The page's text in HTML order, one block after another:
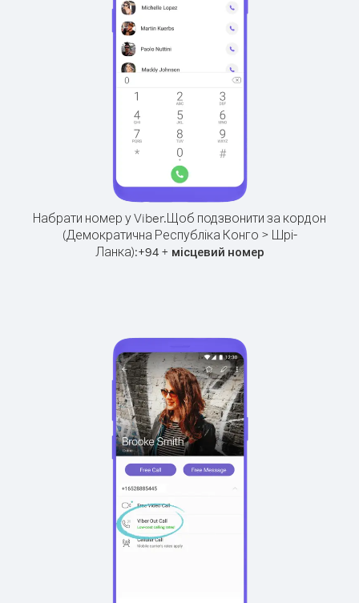
Набрати номер у Viber.Щоб подзвонити за кордон
(Демократична Республіка Конго > Шрі-
Ланка):+94+ місцевий номер